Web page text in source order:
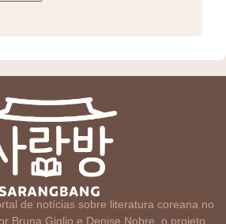
de notícias sobre literatura coreana no
Bruna Giglio e Denise Nobre, o projeto